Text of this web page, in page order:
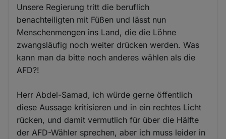
Unsere Regierung tritt die beruflich
benachteiligten mit Füßen und lässt nun
Menschenmengen ins Land, die die Löhne
zwangsläufig noch weiter drücken werden. Was
kann man da bitte noch anderes wählen als die
AFD?!
Herr Abdel-Samad, ich würde gerne öffentlich
diese Aussage kritisieren und in ein rechtes Licht
rücken, und damit vermutlich für über die Hälfte
der AFD-Wähler sprechen, aber ich muss leider in